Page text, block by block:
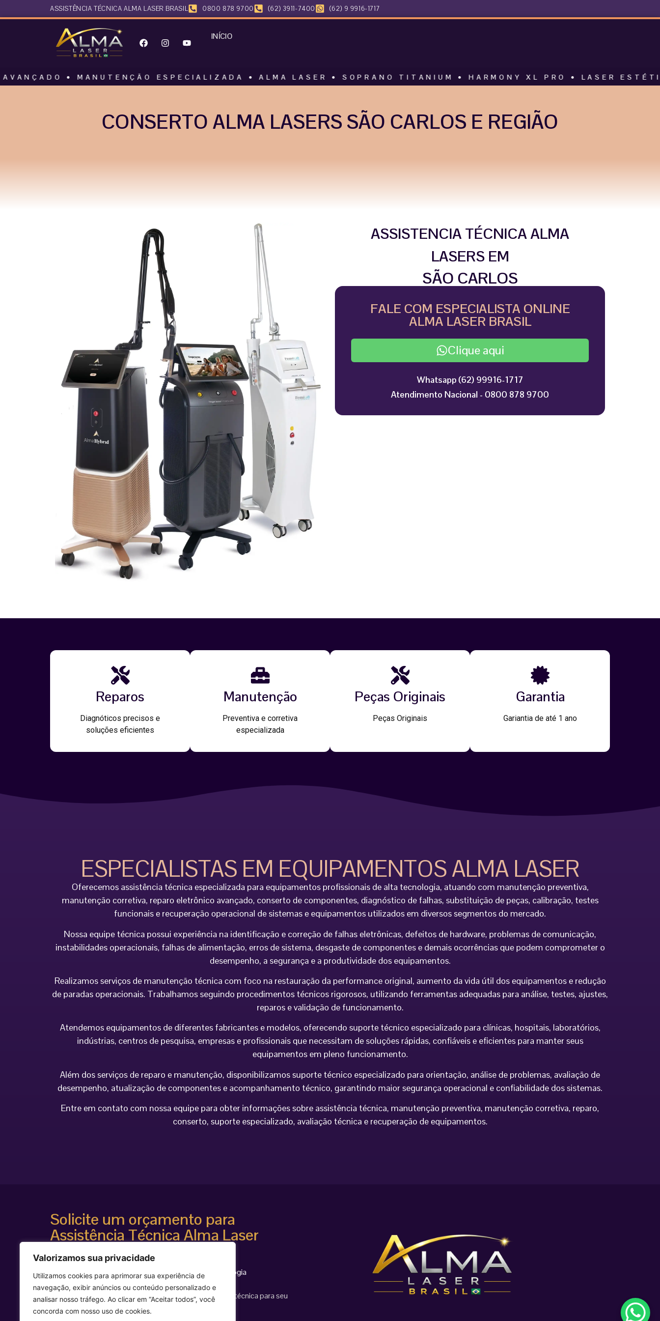
Valorizamos sua privacidade
Utilizamos cookies para aprimorar sua experiência de
navegação, exibir anúncios ou conteúdo personalizado e
analisar nosso tráfego. Ao clicar em “Aceitar todos”, você
concorda com nosso uso de cookies.
ASSISTÊNCIA TÉCNICA ALMA LASER BRASIL 0800 878 9700 (62) 3911-7400 (62) 9 9916-1717
INÍCIO
• MANUTENÇÃO ESPECIALIZADA • ALMA LASER • SOPRANO TITANIUM • HARMONY XL PRO • LASER
CONSERTO ALMA LASERS SÃO CARLOS E REGIÃO
ASSISTENCIA TÉCNICA ALMA
LASERS EM
SÃO CARLOS
FALE COM ESPECIALISTA ONLINE
ALMA LASER BRASIL
Clique aqui
Whatsapp (62) 99916-1717
Atendimento Nacional - 0800 878 9700
Reparos
Diagnóticos precisos e
soluções eficientes
Manutenção
Preventiva e corretiva
especializada
Peças Originais
Peças Originais
Garantia
Gariantia de até 1 ano
ESPECIALISTAS EM EQUIPAMENTOS ALMA LASER
Oferecemos assistência técnica especializada para equipamentos profissionais de alta tecnologia, atuando com manutenção preventiva,
manutenção corretiva, reparo eletrônico avançado, conserto de componentes, diagnóstico de falhas, substituição de peças, calibração, testes
funcionais e recuperação operacional de sistemas e equipamentos utilizados em diversos segmentos do mercado.
Nossa equipe técnica possui experiência na identificação e correção de falhas eletrônicas, defeitos de hardware, problemas de comunicação,
instabilidades operacionais, falhas de alimentação, erros de sistema, desgaste de componentes e demais ocorrências que podem comprometer o
desempenho, a segurança e a produtividade dos equipamentos.
Realizamos serviços de manutenção técnica com foco na restauração da performance original, aumento da vida útil dos equipamentos e redução
de paradas operacionais. Trabalhamos seguindo procedimentos técnicos rigorosos, utilizando ferramentas adequadas para análise, testes, ajustes,
reparos e validação de funcionamento.
Atendemos equipamentos de diferentes fabricantes e modelos, oferecendo suporte técnico especializado para clínicas, hospitais, laboratórios,
indústrias, centros de pesquisa, empresas e profissionais que necessitam de soluções rápidas, confiáveis e eficientes para manter seus
equipamentos em pleno funcionamento.
Além dos serviços de reparo e manutenção, disponibilizamos suporte técnico especializado para orientação, análise de problemas, avaliação de
desempenho, atualização de componentes e acompanhamento técnico, garantindo maior segurança operacional e confiabilidade dos sistemas.
Entre em contato com nossa equipe para obter informações sobre assistência técnica, manutenção preventiva, manutenção corretiva, reparo,
conserto, suporte especializado, avaliação técnica e recuperação de equipamentos.
Solicite um orçamento para
Assistência Técnica Alma Laser
Diagnóstico técnico avançado
Suporte para equipamentos estéticos de alta tecnologia
Agilidade e segurança técnica
Entre em contato agora mesmo e solicite uma avaliação técnica para seu
equipamento Alma Laser.